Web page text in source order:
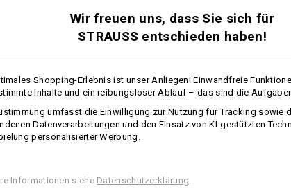
Selbst
FINDEN
Sie den aktuellen Artikel mit den
Wir freuen uns, dass Sie sich für
STRAUSS entschieden haben!
Shopping-Erlebnis ist unser Anliegen! Einwandfreie
Inhalte und ein reibungsloser Ablauf – das sind die
umfasst die Einwilligung zur Nutzung für Tracking sowie
Datenverarbeitungen und den Einsatz von KI-gestützten
personalisierter Werbung.
Informationen siehe Datenschutzerklärung